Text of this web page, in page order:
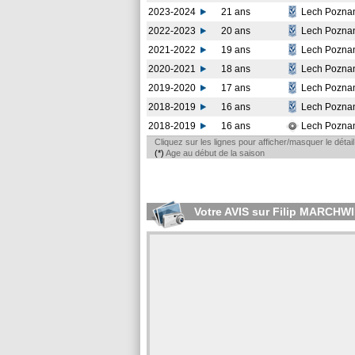
2023-2024
21 ans Lech
2022-2023
20 ans Lech
2021-2022
19 ans Lech
2020-2021
18 ans Lech
2019-2020
17 ans Lech
2018-2019
16 ans Lech
2018-2019
16 ans Lech
Cliquez sur les lignes pour afficher/masquer le
(*) Age au début de la saison
Votre AVIS sur Filip